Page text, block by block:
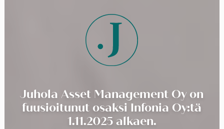
Juhola Asset Management Oy on
fuusioitunut osaksi Infonia Oy:tä
1.11.2025 alkaen.